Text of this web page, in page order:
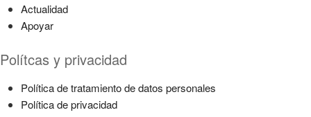
Actualidad
Apoyar
Polítcas y privacidad
Política de tratamiento de datos personales
Política de privacidad